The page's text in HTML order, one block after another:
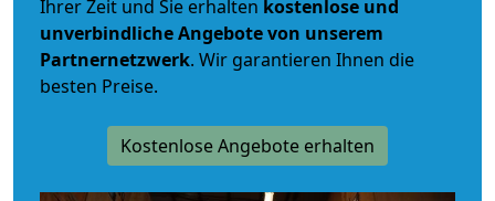
Ihrer Zeit und Sie erhalten kostenlose und
unverbindlicheAngebote von unserem
Partnernetzwerk. Wir garantieren Ihnen die
besten Preise.
Kostenlose Angebote erhalten